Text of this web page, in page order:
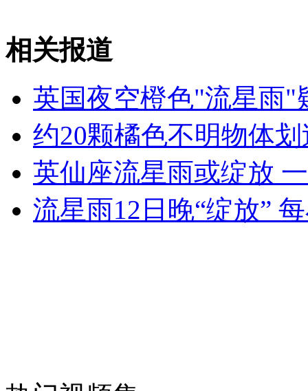
外交部：反对强权政治霸凌主义
外交部：有关国家言论片面不公正
相关报道
英国夜空橙色"流星雨"
约20颗橘色不明物体
英仙座流星雨或绽放
流星雨12日晚“绽放”